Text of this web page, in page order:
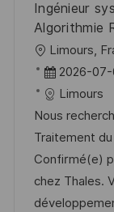
i
c
c
Ingénieur
Algorithmie
U
b
c
a
c
i
ó
Limours,
F
e
c
h
a
d
e
2026-
Limours
Nous
Traitement
Confirmé(e)
chez Thales.